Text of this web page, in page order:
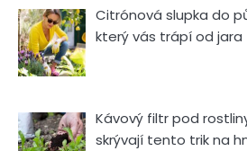
Citrónová slupka do
který vás trápí od jara
Kávový filtr pod
skrývají tento trik na